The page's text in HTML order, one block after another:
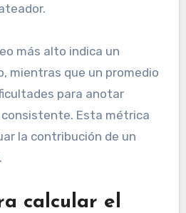
más alto indica un
mientras que un promedio
para anotar
Esta métrica
la contribución de un
calcular el